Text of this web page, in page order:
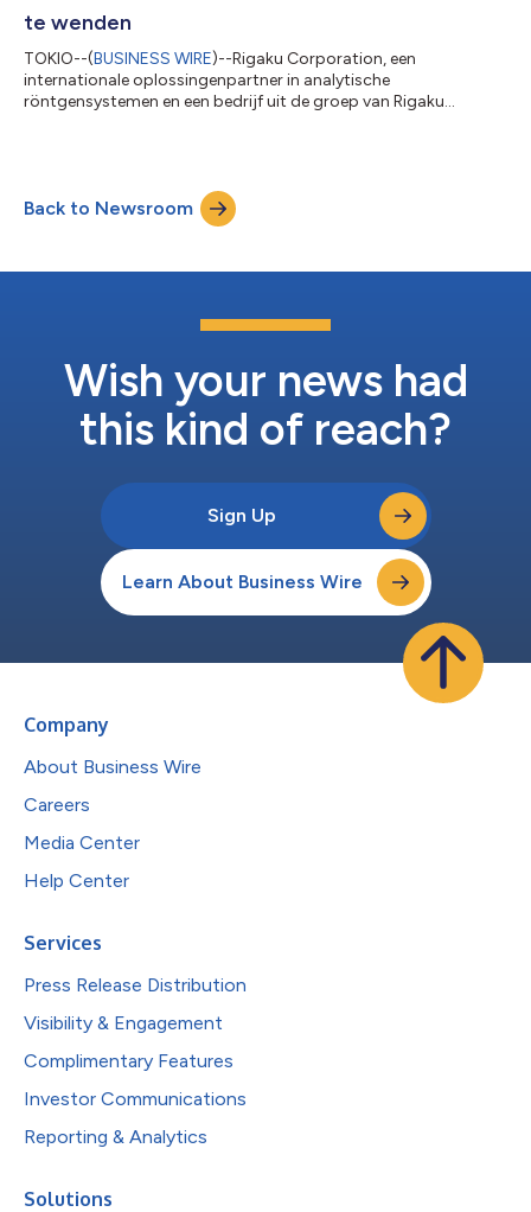
te wenden
TOKIO--(BUSINESS WIRE)--Rigaku Corporation, een
internationale oplossingenpartner in analytische
röntgensystemen en een bedrijf uit de groep van Rigaku
van de volgende generatie, door wereldwijde
onderzoeksomgevingen aan te wenden. In het kader van dit
initiatief werkt Rigaku samen met imec, een hub voor onderzoek
Back to Newsroom
Wish your news had
this kind of reach?
Sign Up
Learn About Business Wire
Company
About Business Wire
Careers
Media Center
Help Center
Services
Press Release Distribution
Visibility & Engagement
Complimentary Features
Investor Communications
Reporting & Analytics
Solutions